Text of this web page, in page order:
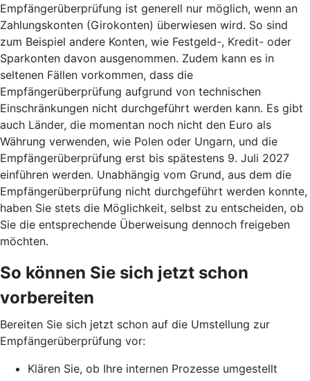
Empfängerüberprüfung ist generell nur möglich, wenn an
Zahlungskonten (Girokonten) überwiesen wird. So sind
zum Beispiel andere Konten, wie Festgeld-, Kredit- oder
Sparkonten davon ausgenommen. Zudem kann es in
seltenen Fällen vorkommen, dass die
Empfängerüberprüfung aufgrund von technischen
Einschränkungen nicht durchgeführt werden kann. Es gibt
auch Länder, die momentan noch nicht den Euro als
Währung verwenden, wie Polen oder Ungarn, und die
Empfängerüberprüfung erst bis spätestens 9. Juli 2027
einführen werden. Unabhängig vom Grund, aus dem die
Empfängerüberprüfung nicht durchgeführt werden konnte,
haben Sie stets die Möglichkeit, selbst zu entscheiden, ob
Sie die entsprechende Überweisung dennoch freigeben
möchten.
So können Sie sich jetzt schon
vorbereiten
Bereiten Sie sich jetzt schon auf die Umstellung zur
Empfängerüberprüfung vor:
Klären Sie, ob Ihre internen Prozesse umgestellt